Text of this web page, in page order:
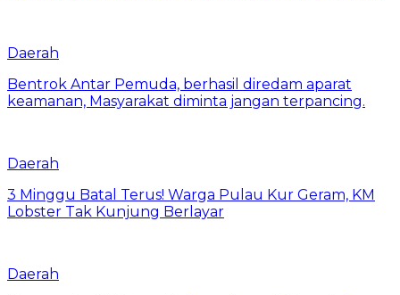
Daerah
Bentrok Antar Pemuda, berhasil diredam aparat
keamanan, Masyarakat diminta jangan terpancing.
Daerah
3 Minggu Batal Terus! Warga Pulau Kur Geram, KM
Lobster Tak Kunjung Berlayar
Daerah